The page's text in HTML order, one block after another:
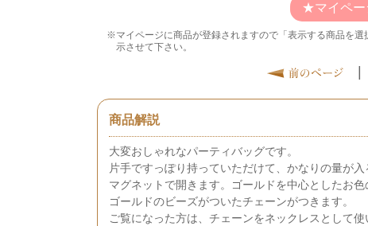
マイペ
マイページに商品が登録されますので「表示する商品を
示させて下さい。
商品解説
大変おしゃれなパーティバッグです。
片手ですっぽり持っていただけて、かなりの量が入
マグネットで開きます。ゴールドを中心としたお色
ゴールドのビーズがついたチェーンがつきます。
ご覧になった方は、チェーンをネックレスとして使